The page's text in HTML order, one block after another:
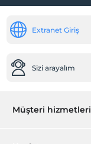
Extranet Giriş
Sizi arayalım
Müşteri hizmetleri